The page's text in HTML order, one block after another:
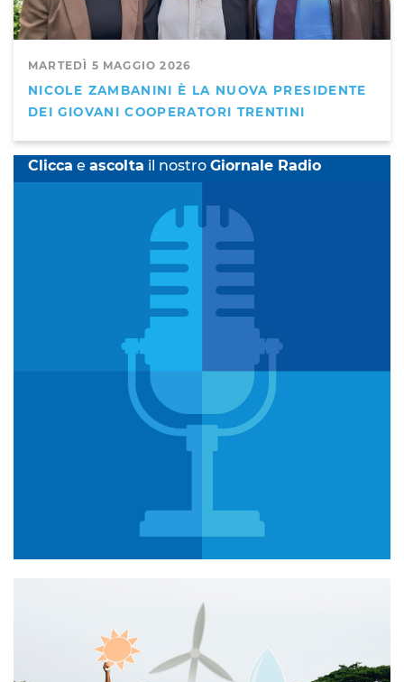
MARTEDÌ 5 MAGGIO 2026
NICOLE ZAMBANINI È LA NUOVA PRESIDENTE
DEI GIOVANI COOPERATORI TRENTINI
Clicca e ascolta il nostro Giornale Radio